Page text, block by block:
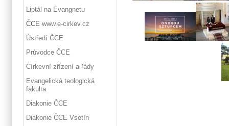
Liptál na Evangnetu
ČCE www.e-cirkev.cz
Ústředí ČCE
Průvodce ČCE
Církevní zřízení a řády
Evangelická teologická
fakulta
Diakonie ČCE
Diakonie ČCE Vsetín